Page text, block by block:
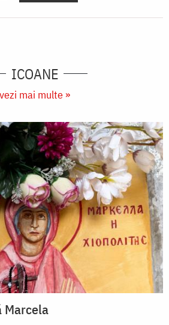
ICOANE
vezi mai multe »
Marcela